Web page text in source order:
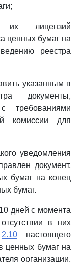
лицензий
ценных бумаг на
реестра
указанным в
документы,
требованиями
комиссии для
уведомления
документ,
бумаг на конец
бумаг.
дней с момента
в них
2.10 настоящего
ценных бумаг на
организации,